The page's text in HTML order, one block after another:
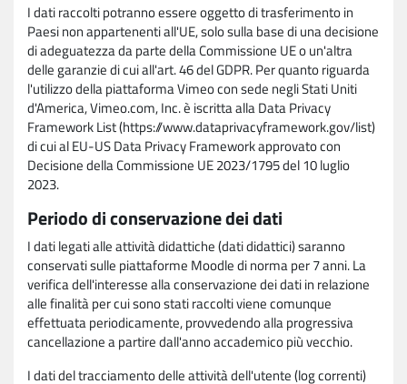
I dati raccolti potranno essere oggetto di trasferimento in
Paesi non appartenenti all'UE, solo sulla base di una decisione
di adeguatezza da parte della Commissione UE o un'altra
delle garanzie di cui all'art. 46 del GDPR. Per quanto riguarda
l'utilizzo della piattaforma Vimeo con sede negli Stati Uniti
d'America, Vimeo.com, Inc. è iscritta alla Data Privacy
Framework List (https://www.dataprivacyframework.gov/list)
di cui al EU-US Data Privacy Framework approvato con
Decisione della Commissione UE 2023/1795 del 10 luglio
2023.
Periodo di conservazione dei dati
I dati legati alle attività didattiche (dati didattici) saranno
conservati sulle piattaforme Moodle di norma per 7 anni. La
verifica dell'interesse alla conservazione dei dati in relazione
alle finalità per cui sono stati raccolti viene comunque
effettuata periodicamente, provvedendo alla progressiva
cancellazione a partire dall'anno accademico più vecchio.
I dati del tracciamento delle attività dell'utente (log correnti)